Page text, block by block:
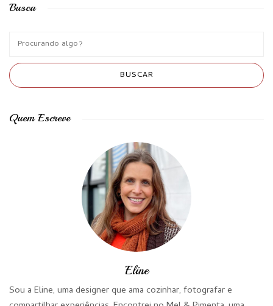
Busca
Quem Escreve
Eline
Sou a Eline, uma designer que ama cozinhar, fotografar e